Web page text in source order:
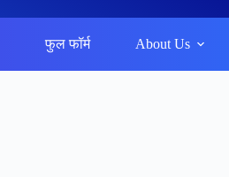
फुल फॉर्म About Us